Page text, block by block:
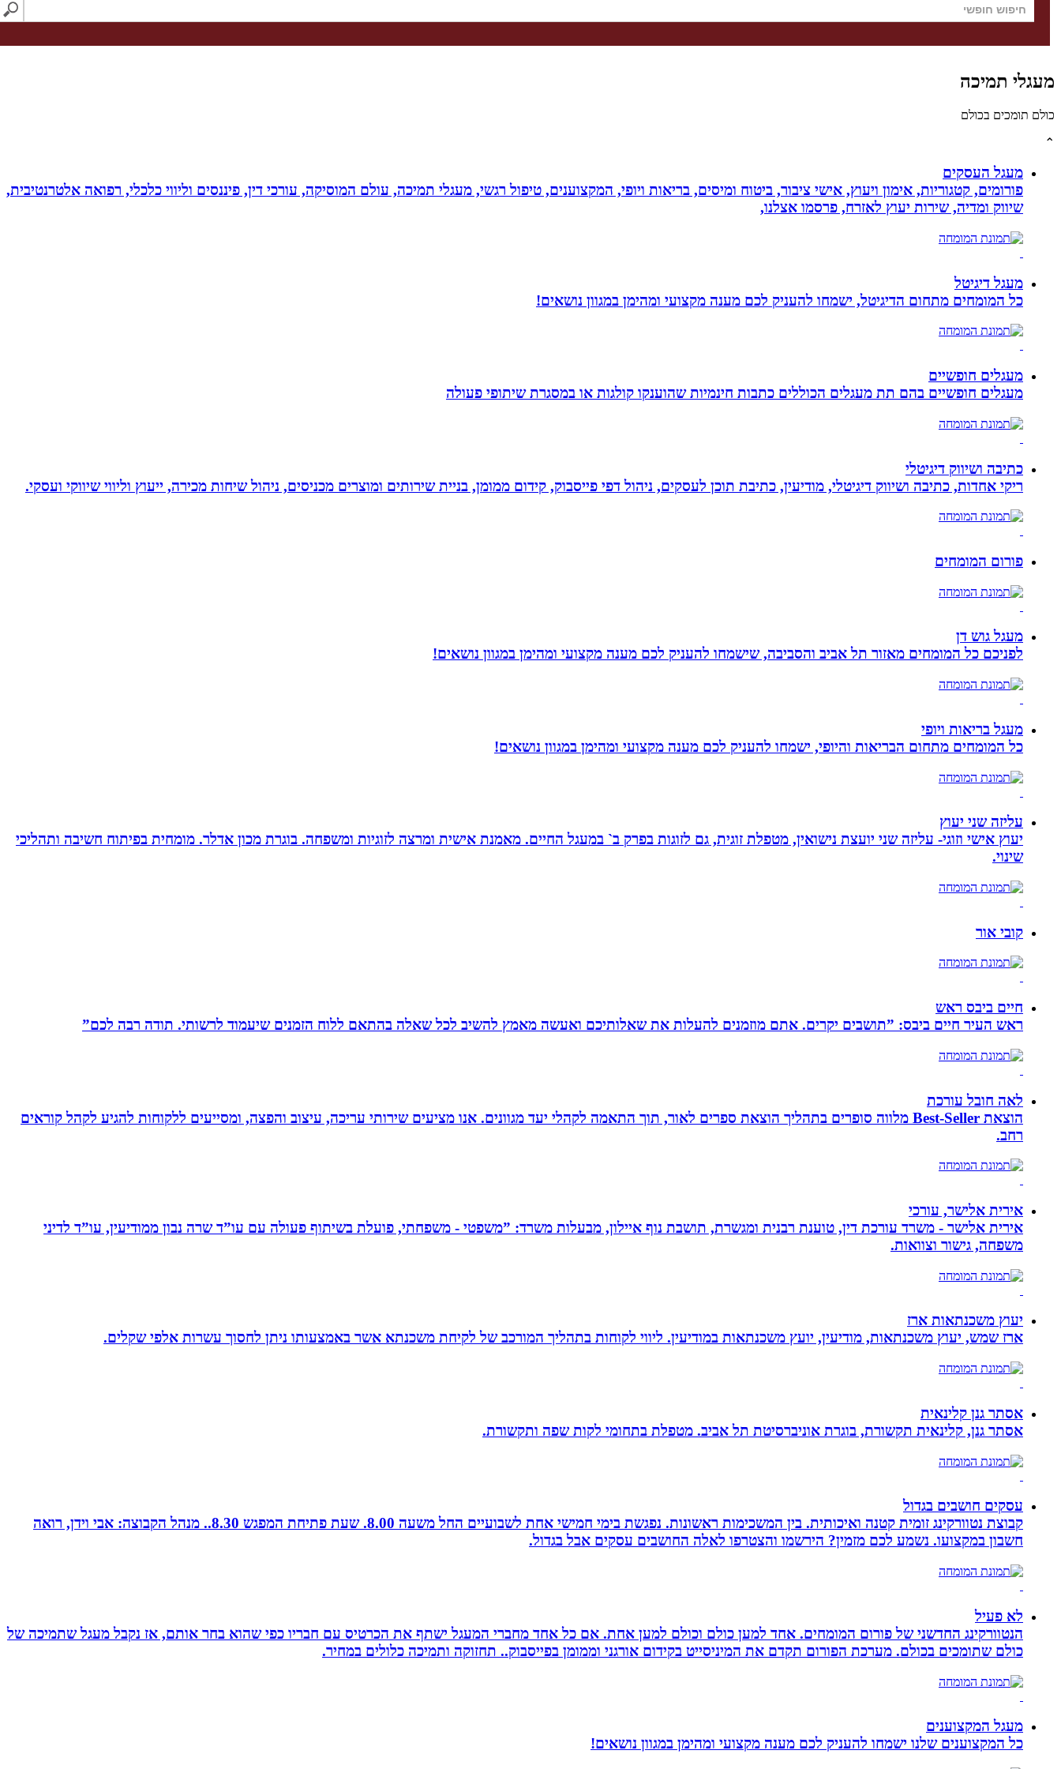
מעגלי תמיכה
כולם תומכים בכולם
⌃
מעגל העסקים
פורומים, קטגוריות, אימון ויעוץ, אישי ציבור, ביטוח ומיסים, בריאות ויופי, המקצוענים, טיפול רגשי, מעגלי תמיכה, עולם המוסיקה, עורכי דין, פיננסים וליווי כלכלי, רפואה אלטרנטיבית,
שיווק ומדיה, שירות יעוץ לאזרח, פרסמו אצלנו,
מעגל דיגיטל
כל המומחים מתחום הדיגיטל, ישמחו להעניק לכם מענה מקצועי ומהימן במגוון נושאים!
מעגלים חופשיים
מעגלים חופשיים בהם תת מעגלים הכוללים כתבות חינמיות שהוענקו קולגות או במסגרת שיתופי פעולה
כתיבה ושיווק דיגיטלי
ריקי אחדות, כתיבה ושיווק דיגיטלי, מודיעין, כתיבת תוכן לעסקים, ניהול דפי פייסבוק, קידום ממומן, בניית שירותים ומוצרים מכניסים, ניהול שיחות מכירה, ייעוץ וליווי שיווקי ועסקי.
פורום המומחים
מעגל גוש דן
לפניכם כל המומחים מאזור תל אביב והסביבה, שישמחו להעניק לכם מענה מקצועי ומהימן במגוון נושאים!
מעגל בריאות ויופי
כל המומחים מתחום הבריאות והיופי, ישמחו להעניק לכם מענה מקצועי ומהימן במגוון נושאים!
עליזה שני יעוץ
יעוץ אישי וזוגי- עליזה שני יועצת נישואין, מטפלת זוגית, גם לזוגות בפרק ב` במעגל החיים. מאמנת אישית ומרצה לזוגיות ומשפחה. בוגרת מכון אדלר. מומחית בפיתוח חשיבה ותהליכי
שינוי.
קובי אור
חיים ביבס ראש
ראש העיר חיים ביבס: ”תושבים יקרים. אתם מוזמנים להעלות את שאלותיכם ואעשה מאמץ להשיב לכל שאלה בהתאם ללוח הזמנים שיעמוד לרשותי. תודה רבה לכם”
לאה חובל עורכת
הוצאת Best-Seller מלווה סופרים בתהליך הוצאת ספרים לאור, תוך התאמה לקהלי יעד מגוונים. אנו מציעים שירותי עריכה, עיצוב והפצה, ומסייעים ללקוחות להגיע לקהל קוראים
רחב.
אירית אלישר, עורכי
אירית אלישר - משרד עורכת דין, טוענת רבנית ומגשרת, תושבת נוף איילון, מבעלות משרד: ”משפטי - משפחתי, פועלת בשיתוף פעולה עם עו”ד שרה נבון ממודיעין, עו”ד לדיני
משפחה, גישור וצוואות.
יעוץ משכנתאות ארז
ארז שמש, יעוץ משכנתאות, מודיעין, יועץ משכנתאות במודיעין. ליווי לקוחות בתהליך המורכב של לקיחת משכנתא אשר באמצעותו ניתן לחסוך עשרות אלפי שקלים.
אסתר גנן קלינאית
אסתר גנן, קלינאית תקשורת, בוגרת אוניברסיטת תל אביב. מטפלת בתחומי לקות שפה ותקשורת.
עסקים חושבים בגדול
קבוצת נטוורקינג זומית קטנה ואיכותית. בין המשכימות ראשונות. נפגשת בימי חמישי אחת לשבועיים החל משעה 8.00. שעת פתיחת המפגש 8.30.. מנהל הקבוצה: אבי וידן, רואה
חשבון במקצועו. נשמע לכם מזמין? הירשמו והצטרפו לאלה החושבים עסקים אבל בגדול.
לא פעיל
הנטוורקינג החדשני של פורום המומחים. אחד למען כולם וכולם למען אחת. אם כל אחד מחברי המעגל ישתף את הכרטיס עם חבריו כפי שהוא בחר אותם, אז נקבל מעגל שתמיכה של
כולם שתומכים בכולם. מערכת הפורום תקדם את המיניסייט בקידום אורגני וממומן בפייסבוק.. תחזוקה ותמיכה כלולים במחיר.
מעגל המקצוענים
כל המקצוענים שלנו ישמחו להעניק לכם מענה מקצועי ומהימן במגוון נושאים!